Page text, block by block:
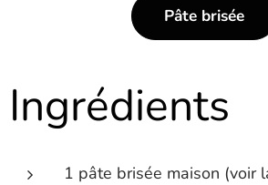
Pâte brisée
Ingrédients
1 pâte brisée maison (voir